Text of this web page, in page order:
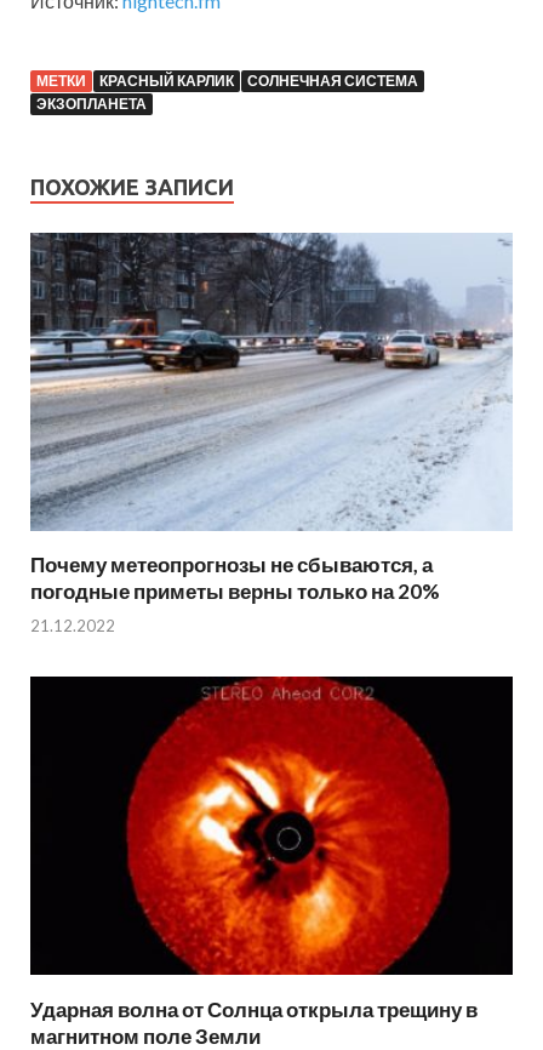
МЕТКИ КРАСНЫЙ КАРЛИК
СОЛНЕЧНАЯ СИСТЕМА
ЭКЗОПЛАНЕТА
ПОХОЖИЕ ЗАПИСИ
Почему метеопрогнозы не сбываются, а
погодные приметы верны только на 20%
21.12.2022
Ударная волна от Солнца открыла трещину в
магнитном поле Земли